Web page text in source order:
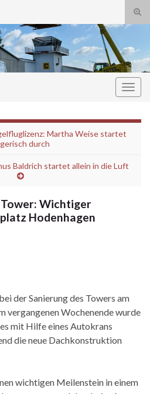
Martha Weise startet
durch
Baldrich startet allein in die Luft
Wichtiger
Hodenhagen
der Sanierung des Towers am
vergangenen Wochenende wurde
mit Hilfe eines Autokrans
die neue Dachkonstruktion
wichtigen Meilenstein in einem